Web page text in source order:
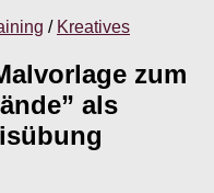
/ Kreatives
zum
als